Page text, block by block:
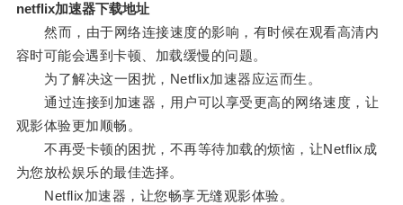
netflix加速器下载地址
然而，由于网络连接速度的影响，有时候在观看高清内
容时可能会遇到卡顿、加载缓慢的问题。
为了解决这一困扰，Netflix加速器应运而生。
通过连接到加速器，用户可以享受更高的网络速度，让
观影体验更加顺畅。
不再受卡顿的困扰，不再等待加载的烦恼，让Netflix成
为您放松娱乐的最佳选择。
Netflix加速器，让您畅享无缝观影体验。